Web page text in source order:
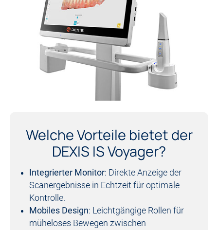
Welche Vorteile bietet der
DEXIS IS Voyager?
Integrierter Monitor: Direkte Anzeige der
Scanergebnisse in Echtzeit für optimale
Kontrolle.
Mobiles Design: Leichtgängige Rollen für
müheloses Bewegen zwischen